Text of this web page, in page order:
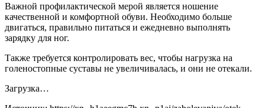
Важной профилактической мерой является ношение
качественной и комфортной обуви. Необходимо больше
двигаться, правильно питаться и ежедневно выполнять
зарядку для ног.
Также требуется контролировать вес, чтобы нагрузка на
голеностопные суставы не увеличивалась, и они не отекали.
Загрузка…